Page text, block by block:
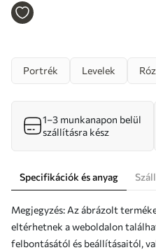
Portrék Levelek
1–3 munkanapon belül
szállításra kész
Specifikációk és anyag
Megjegyzés: Az ábrázolt
eltérhetnek a weboldalon
felbontásától és beállításaitól,